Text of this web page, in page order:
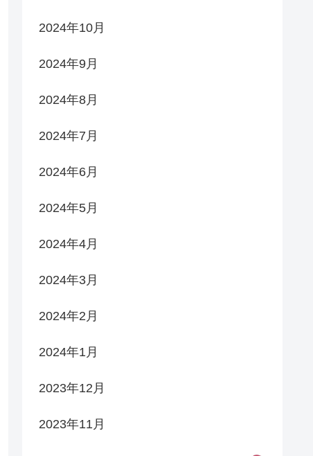
2024年10月
2024年9月
2024年8月
2024年7月
2024年6月
2024年5月
2024年4月
2024年3月
2024年2月
2024年1月
2023年12月
2023年11月